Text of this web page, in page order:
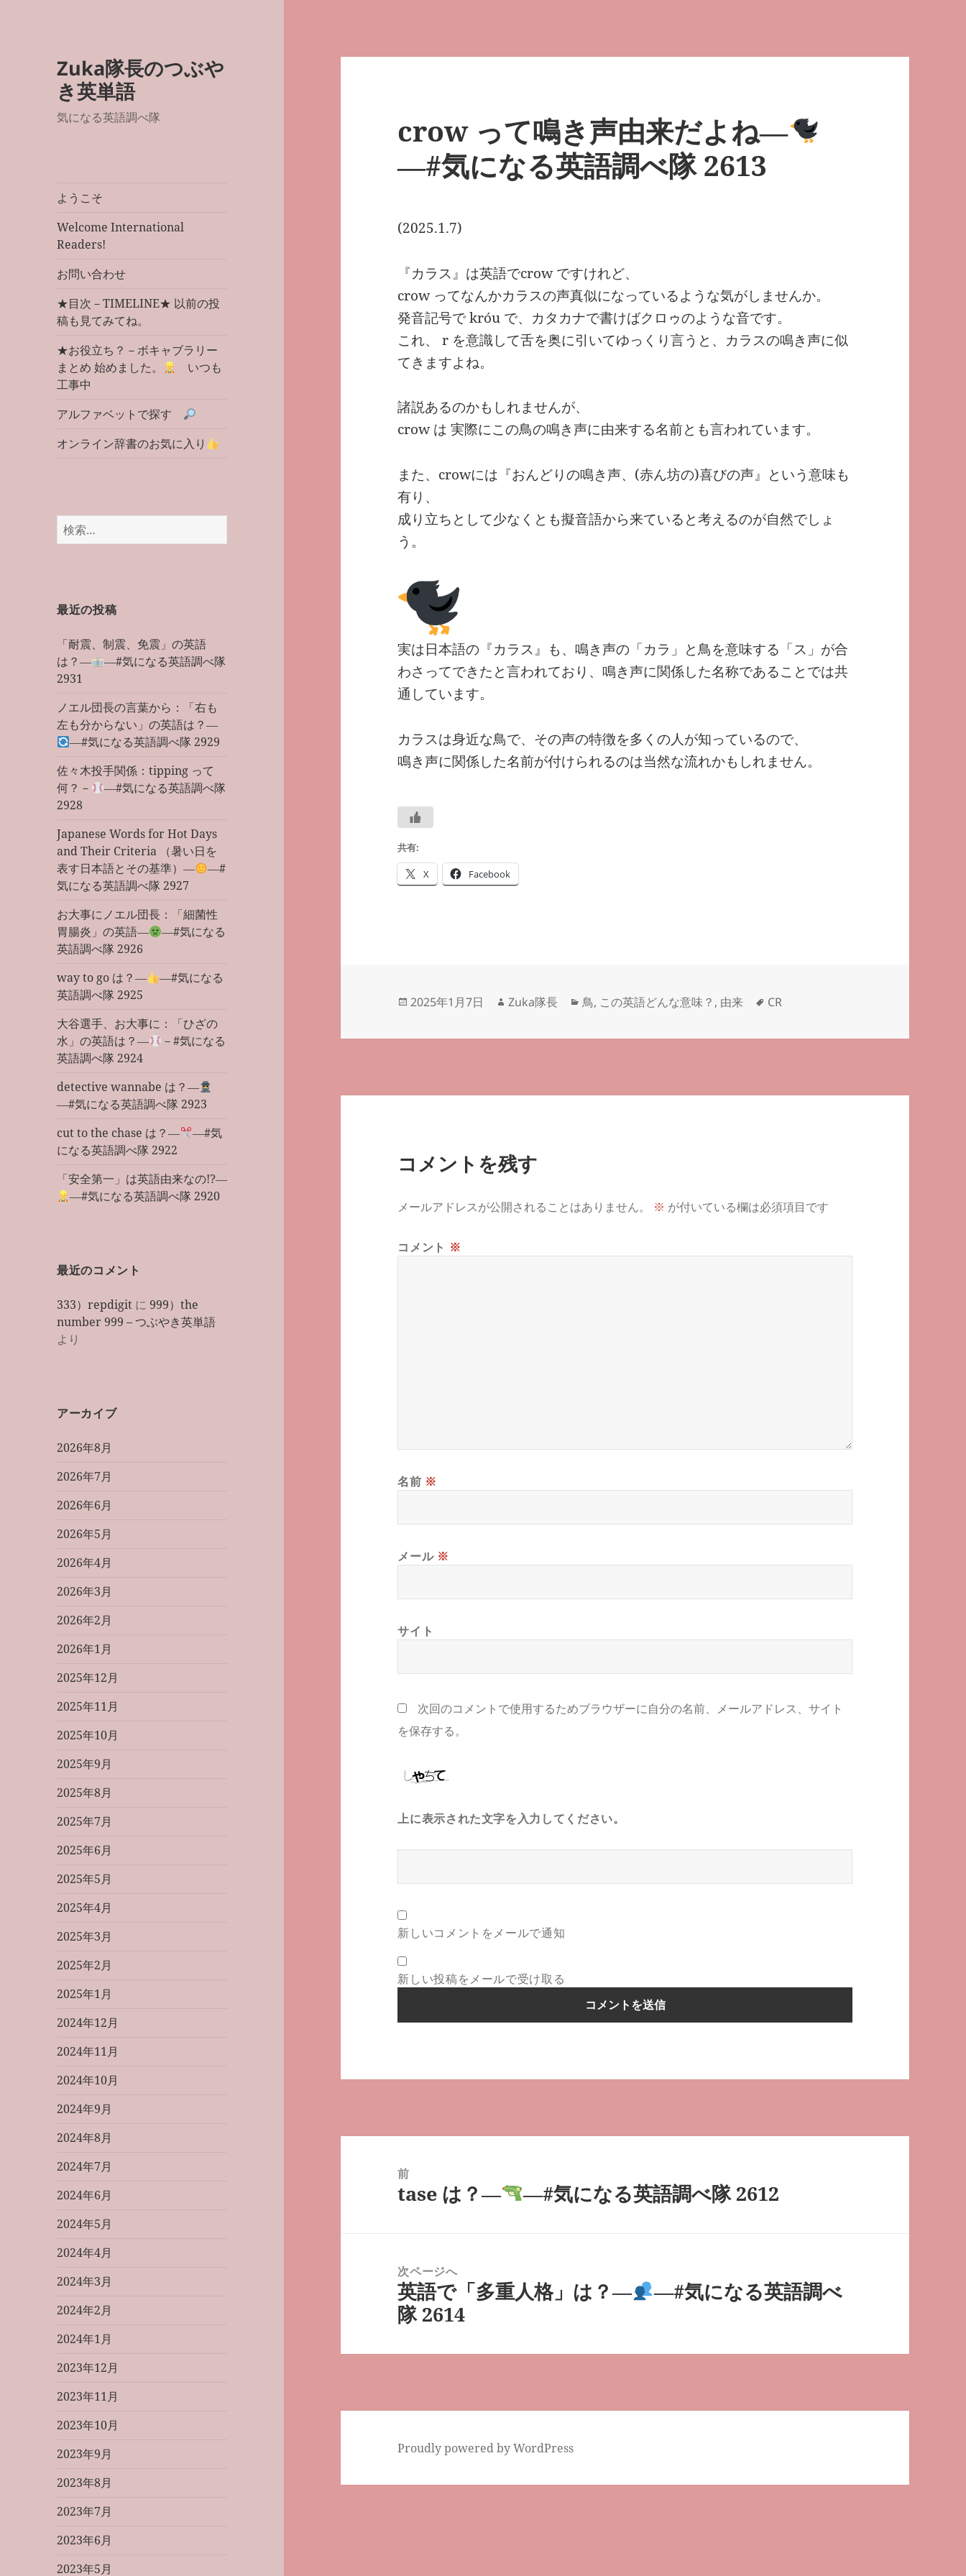
Zuka隊長のつぶや
き英単語
気になる英語調べ隊
ようこそ
Welcome International
Readers!
お問い合わせ
★目次－TIMELINE★ 以前の投
稿も見てみてね。
★お役立ち？－ボキャブラリー
まとめ 始めました。
いつも
工事中
アルファベットで探す
オンライン辞書のお気に入り
検
索:
最近の投稿
「耐震、制震、免震」の英語
は？―
―#気になる英語調べ隊
2931
ノエル団長の言葉から：「右も
左も分からない」の英語は？―
―#気になる英語調べ隊 2929
佐々木投手関係：tipping って
何？－
―#気になる英語調べ隊
2928
Japanese Words for Hot Days
and Their Criteria （暑い日を
表す日本語とその基準）―
―#
気になる英語調べ隊 2927
お大事にノエル団長：「細菌性
胃腸炎」の英語―
―#気になる
英語調べ隊 2926
way to go は？―
―#気になる
英語調べ隊 2925
大谷選手、お大事に：「ひざの
水」の英語は？―
－#気になる
英語調べ隊 2924
detective wannabe は？―
―#気になる英語調べ隊 2923
cut to the chase は？―
―#気
になる英語調べ隊 2922
「安全第一」は英語由来なの!?―
―#気になる英語調べ隊 2920
最近のコメント
333）repdigit に999）the
number 999 – つぶやき英単語
より
アーカイブ
2026年8月
2026年7月
2026年6月
2026年5月
2026年4月
2026年3月
2026年2月
2026年1月
2025年12月
2025年11月
2025年10月
2025年9月
2025年8月
2025年7月
2025年6月
2025年5月
2025年4月
2025年3月
2025年2月
2025年1月
2024年12月
2024年11月
2024年10月
2024年9月
2024年8月
2024年7月
2024年6月
2024年5月
2024年4月
2024年3月
2024年2月
2024年1月
2023年12月
2023年11月
2023年10月
2023年9月
2023年8月
2023年7月
2023年6月
2023年5月
crow って鳴き声由来だよね―
―#気になる英語調べ隊 2613
(2025.1.7)
『カラス』は英語でcrow ですけれど、
crow ってなんかカラスの声真似になっているような気がしませんか。
発音記号で króu で、カタカナで書けばクロゥのような音です。
これ、 r を意識して舌を奥に引いてゆっくり言うと、カラスの鳴き声に似
てきますよね。
諸説あるのかもしれませんが、
crow は 実際にこの鳥の鳴き声に由来する名前とも言われています。
また、crowには『おんどりの鳴き声、(赤ん坊の)喜びの声』という意味も
有り、
成り立ちとして少なくとも擬音語から来ていると考えるのが自然でしょ
う。
実は日本語の『カラス』も、鳴き声の「カラ」と鳥を意味する「ス」が合
わさってできたと言われており、鳴き声に関係した名称であることでは共
通しています。
カラスは身近な鳥で、その声の特徴を多くの人が知っているので、
鳴き声に関係した名前が付けられるのは当然な流れかもしれません。
共有:
X Facebook
投
日:
2025年1月7日
作
者
Zuka隊長
カ
ゴ
鳥, この英語どんな意味？ , 由来
タ
CR
コメントを残す
メールアドレスが公開されることはありません。 ※ が付いている欄は必須項目です
コメント ※
名前 ※
メール ※
サイト
次回のコメントで使用するためブラウザーに自分の名前、メールアドレス、サイト
を保存する。
上に表示された文字を入力してください。
新しいコメントをメールで通知
新しい投稿をメールで受け取る
前
前
tase は？― ―#気になる英語調べ隊 2612
次ページへ
次
の
稿:
英語で「多重人格」は？―
―#気になる英語調べ
隊 2614
Proudly powered by WordPress